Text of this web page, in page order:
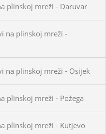
plinskoj mreži - Daruvar
na plinskoj mreži -
na plinskoj mreži - Osijek
plinskoj mreži - Požega
plinskoj mreži - Kutjevo